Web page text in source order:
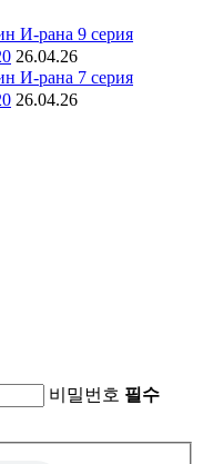
И-рана 9 серия
26.04.26
И-рана 7 серия
26.04.26
비밀번호 필수